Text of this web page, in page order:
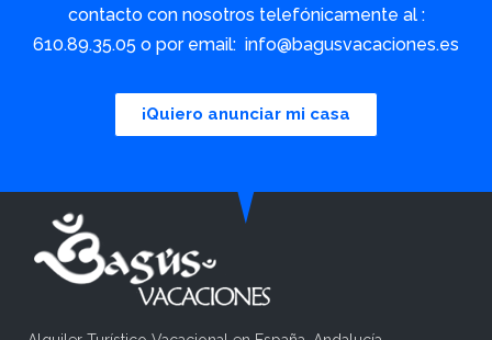
contacto con nosotros telefónicamente al :
610.89.35.05 o por email: info@bagusvacaciones.es
¡Quiero anunciar mi casa